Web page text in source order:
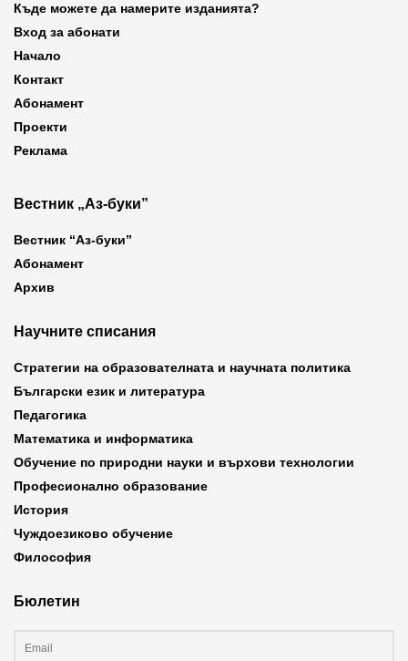
Къде можете да намерите изданията?
Вход за абонати
Начало
Контакт
Абонамент
Проекти
Реклама
Вестник „Аз-буки”
Вестник “Аз-буки”
Абонамент
Архив
Научните списания
Стратегии на образователната и научната политика
Български език и литература
Педагогика
Математика и информатика
Обучение по природни науки и върхови технологии
Професионално образование
История
Чуждоезиково обучение
Философия
Бюлетин